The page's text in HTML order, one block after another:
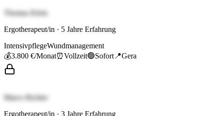
Thomas Klein
Ergotherapeut/in · 5 Jahre Erfahrung
IntensivpflegeWundmanagement
💰3.800 €/Monat⏰Vollzeit🟢Sofort 📍Gera
Marco Richter
Ergotherapeut/in · 3 Jahre Erfahrung